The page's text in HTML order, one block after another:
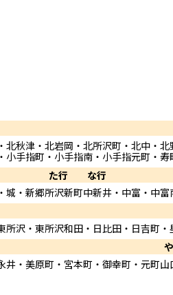
秋津・北岩岡・北所沢町・北中・
手指町・小手指南・小手指元町・寿
城・新郷
た行
所沢新町
な行
中新井・中富・中
沢・東所沢和田・日比田・日吉町
・美原町・宮本町・御幸町・元町山